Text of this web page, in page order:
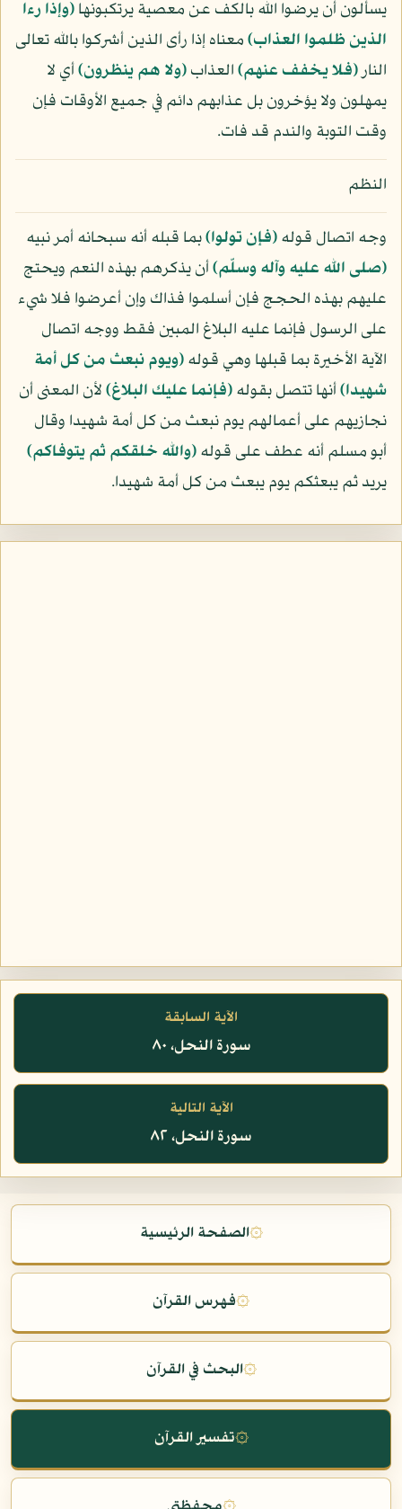
يسألون أن يرضوا الله بالكف عن معصية يرتكبونها﴿وإذا رءا
الذين ظلموا العذاب﴾معناه إذا رأى الذين أشركوا بالله تعالى
النار﴿فلا يخفف عنهم﴾العذاب﴿ولا هم ينظرون﴾أي لا
يمهلون ولا يؤخرون بل عذابهم دائم في جميع الأوقات فإن
وقت التوبة والندم قد فات.
النظم
وجه اتصال قوله﴿فإن تولوا﴾بما قبله أنه سبحانه أمر نبيه
(صلى الله عليه وآله وسلّم)أن يذكرهم بهذه النعم ويحتج
عليهم بهذه الحجج فإن أسلموا فذاك وإن أعرضوا فلا شيء
على الرسول فإنما عليه البلاغ المبين فقط ووجه اتصال
الآية الأخيرة بما قبلها وهي قوله﴿ويوم نبعث من كل أمة
شهيدا﴾أنها تتصل بقوله﴿فإنما عليك البلاغ﴾لأن المعنى أن
نجازيهم على أعمالهم يوم نبعث من كل أمة شهيدا وقال
أبو مسلم أنه عطف على قوله﴿والله خلقكم ثم يتوفاكم﴾
يريد ثم يبعثكم يوم يبعث من كل أمة شهيدا.
الآية السابقة
سورة النحل، ٨٠
الآية التالية
سورة النحل، ٨٢
۞الصفحة الرئيسية
۞فهرس القرآن
۞البحث في القرآن
۞تفسير القرآن